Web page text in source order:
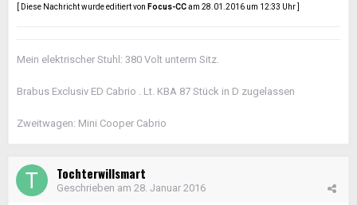
[ Diese Nachricht wurde editiert von Focus-CCam 28.01.2016 um 12:33 Uhr ]
Mein elektrischer Stuhl: 380 Volt unterm Sitz.
Brabus Exclusiv ED Cabrio . Lt. KBA 87 Stück in D zugelassen
Zweitwagen: Mini Cooper Cabrio
Tochterwillsmart
Geschrieben am 28. Januar 2016